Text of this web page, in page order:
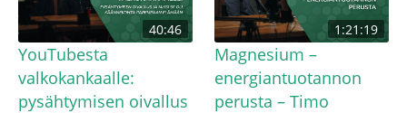
40:46
YouTubesta
valkokankaalle:
pysähtymisen oivallus
1:21:19
Magnesium –
energiantuotannon
perusta – Timo